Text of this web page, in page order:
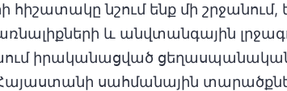
նշում ենք մի շրջանում,
և անվտանգային
իրականացված
սահմանային